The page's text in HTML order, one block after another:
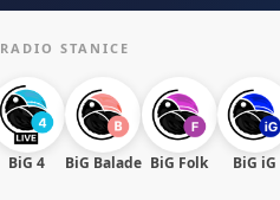
RADIO STANICE
BiG 4 BiG Balade BiG Folk BiG iG